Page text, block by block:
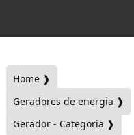
Home ❱
Geradores de energia ❱
Gerador - Categoria ❱